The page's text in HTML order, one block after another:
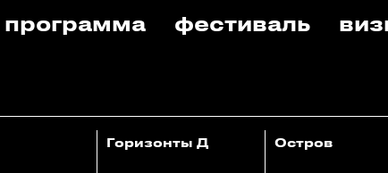
программа фестиваль
Горизонты Д Остров